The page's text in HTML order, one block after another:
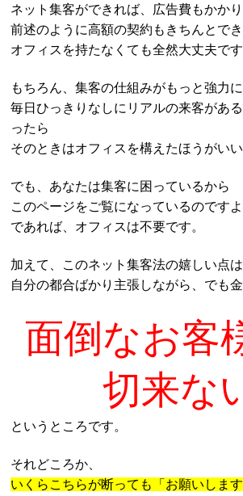
ネット集客ができれば、広告費もかか
前述のように高額の契約もきちんとで
オフィスを持たなくても全然大丈夫です
もちろん、集客の仕組みがもっと強力に
毎日ひっきりなしにリアルの来客があ
ったら
そのときはオフィスを構えたほうがいい
でも、あなたは集客に困っているから
このページをご覧になっているのですよ
であれば、オフィスは不要です。
加えて、このネット集客法の嬉しい点は
自分の都合ばかり主張しながら、でも
面倒なお客
切来な
というところです。
それどころか、
いくらこちらが断っても「お願いしま